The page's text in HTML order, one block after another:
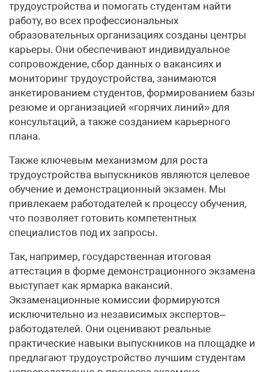
трудоустройства и помогать студентам найти
работу, во всех профессиональных
образовательных организациях созданы центры
карьеры. Они обеспечивают индивидуальное
сопровождение, сбор данных о вакансиях и
мониторинг трудоустройства, занимаются
анкетированием студентов, формированием базы
резюме и организацией «горячих линий» для
консультаций, а также созданием карьерного
плана.
Также ключевым механизмом для роста
трудоустройства выпускников являются целевое
обучение и демонстрационный экзамен. Мы
привлекаем работодателей к процессу обучения,
что позволяет готовить компетентных
специалистов под их запросы.
Так, например, государственная итоговая
аттестация в форме демонстрационного экзамена
выступает как ярмарка вакансий.
Экзаменационные комиссии формируются
исключительно из независимых экспертов–
работодателей. Они оценивают реальные
практические навыки выпускников на площадке и
предлагают трудоустройство лучшим студентам